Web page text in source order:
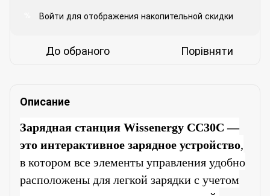
Войти для отображения накопительной скидки
До обраного Порівняти
Описание
Зарядная станция Wissenergy CC30C —
это интерактивное зарядное устройство,
в котором все элементы управления удобно
расположены для легкой зарядки с учетом